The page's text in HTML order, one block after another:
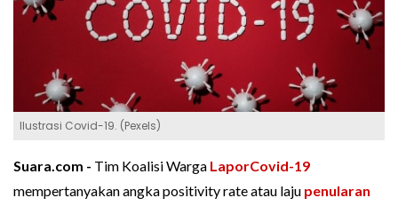
Ilustrasi Covid-19. (Pexels)
Suara.com - Tim Koalisi Warga LaporCovid-19
mempertanyakan angka positivity rate atau laju penularan